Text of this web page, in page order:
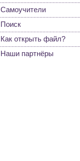
Самоучители
Поиск
Как открыть файл?
Наши партнёры